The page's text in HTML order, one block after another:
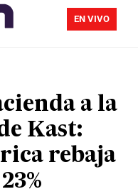
EN VIVO
a la
Kast:
rebaja